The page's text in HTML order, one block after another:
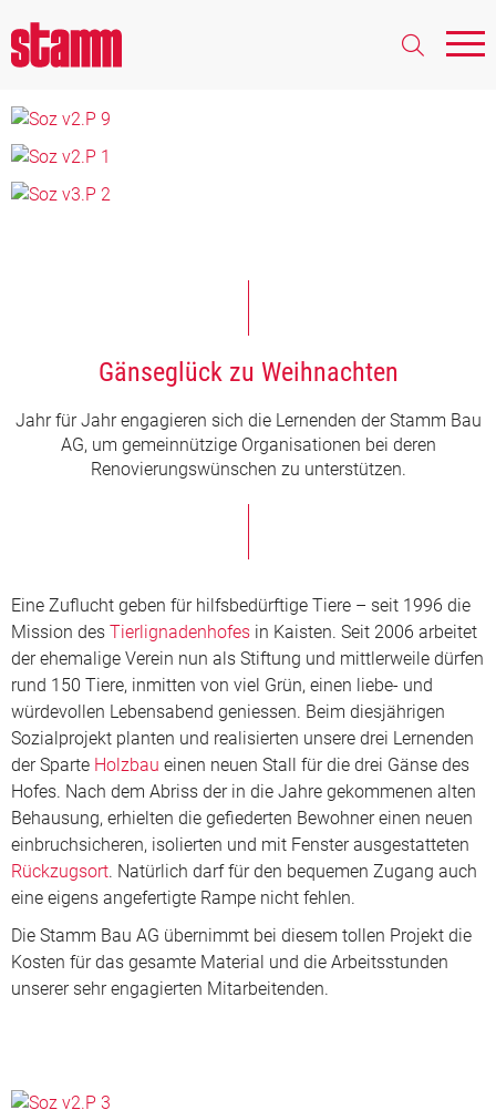
Gänseglück zu Weihnachten
Jahr für Jahr engagieren sich die Lernenden der Stamm Bau
AG, um gemeinnützige Organisationen bei deren
Renovierungswünschen zu unterstützen.
Eine Zuflucht geben für hilfsbedürftige Tiere – seit 1996 die
Mission des Tierlignadenhofes in Kaisten. Seit 2006 arbeitet
der ehemalige Verein nun als Stiftung und mittlerweile dürfen
rund 150 Tiere, inmitten von viel Grün, einen liebe- und
würdevollen Lebensabend geniessen. Beim diesjährigen
Sozialprojekt planten und realisierten unsere drei Lernenden
der Sparte Holzbau einen neuen Stall für die drei Gänse des
Hofes. Nach dem Abriss der in die Jahre gekommenen alten
Behausung, erhielten die gefiederten Bewohner einen neuen
einbruchsicheren, isolierten und mit Fenster ausgestatteten
Rückzugsort. Natürlich darf für den bequemen Zugang auch
eine eigens angefertigte Rampe nicht fehlen.
Die Stamm Bau AG übernimmt bei diesem tollen Projekt die
Kosten für das gesamte Material und die Arbeitsstunden
unserer sehr engagierten Mitarbeitenden.